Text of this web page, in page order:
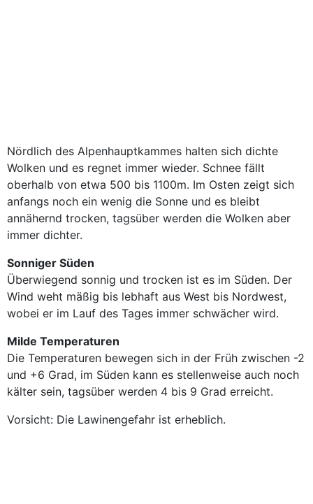
Nördlich des Alpenhauptkammes halten sich dichte
Wolken und es regnet immer wieder. Schnee fällt
oberhalb von etwa 500 bis 1100m. Im Osten zeigt sich
anfangs noch ein wenig die Sonne und es bleibt
annähernd trocken, tagsüber werden die Wolken aber
immer dichter.
Sonniger Süden
Überwiegend sonnig und trocken ist es im Süden. Der
Wind weht mäßig bis lebhaft aus West bis Nordwest,
wobei er im Lauf des Tages immer schwächer wird.
Milde Temperaturen
Die Temperaturen bewegen sich in der Früh zwischen -2
und +6 Grad, im Süden kann es stellenweise auch noch
kälter sein, tagsüber werden 4 bis 9 Grad erreicht.
Vorsicht: Die Lawinengefahr ist erheblich.